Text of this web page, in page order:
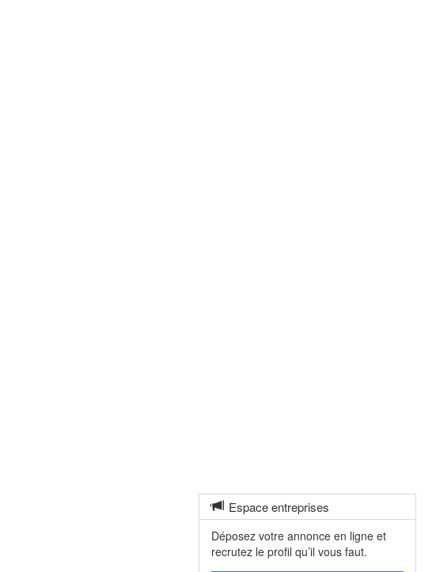
Espace entreprises
Déposez votre annonce en ligne et
recrutez le profil qu’il vous faut.